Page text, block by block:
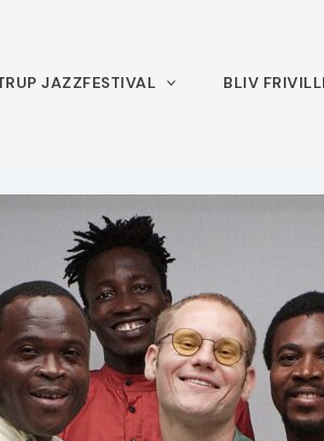
JAZZFESTIVAL BLIV